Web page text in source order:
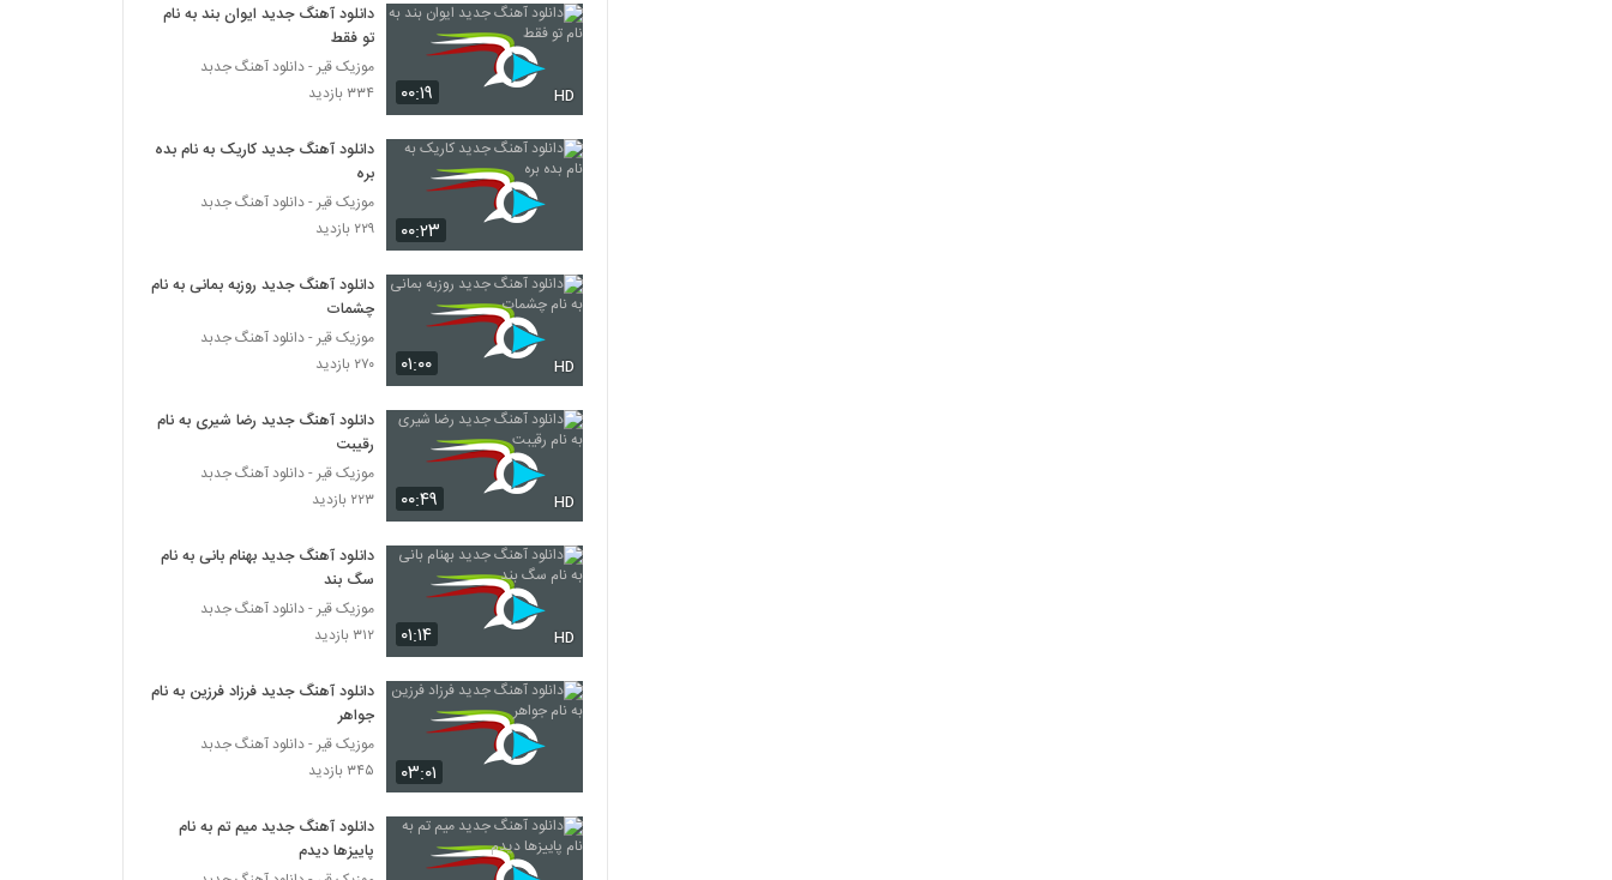
آهنگ آسون از اشکان سلیم(پاپ)
۳۰۵ بازدید
Naser Pourkaram Shode Hame
Donyam
۶۳۷ بازدید
Vahid Hojati Age Ghol Bedi
۲۵۱ بازدید
موزیک زیبای اذیتم نکن از مهران فهیمی
۴۰۱ بازدید
موزیک زیبای جاده ی دور از مهدی تهرانی
۲۸۷ بازدید
علی مقامی آهنگ امشب
۵۴۷ بازدید
مسلم دوباشی آهنگ عاشقت شدم
دانلود آهنگ علی سدلی بی تاب دلم
۳۵۱ بازدید
موزیک زیبای بارون از بیژن زارع
۲۵۰ بازدید
۰۰:۱۹ HD
دانلود آهنگ جدید ایوان بند به نام
تو فقط
موزیک قیر - دانلود آهنگ جدبد
۳۳۴ بازدید
۰۰:۲۳
دانلود آهنگ جدید کاریک به نام بده
بره
موزیک قیر - دانلود آهنگ جدبد
۲۲۹ بازدید
۰۱:۰۰ HD
دانلود آهنگ جدید روزبه بمانی به نام
چشمات
موزیک قیر - دانلود آهنگ جدبد
۲۷۰ بازدید
۰۰:۴۹ HD
دانلود آهنگ جدید رضا شیری به نام
رقیبت
موزیک قیر - دانلود آهنگ جدبد
۲۲۳ بازدید
۰۱:۱۴ HD
دانلود آهنگ جدید بهنام بانی به نام
سگ بند
موزیک قیر - دانلود آهنگ جدبد
۳۱۲ بازدید
۰۳:۰۱
دانلود آهنگ جدید فرزاد فرزین به نام
جواهر
موزیک قیر - دانلود آهنگ جدبد
۳۴۵ بازدید
دانلود آهنگ جدید میم تم به نام
پاییزها دیدم